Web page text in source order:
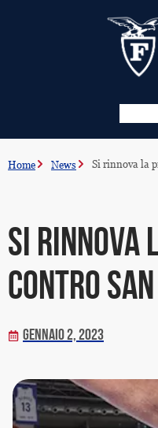
Home News Si rinnova la
Si rinnova
contro
Gennaio 2, 2023